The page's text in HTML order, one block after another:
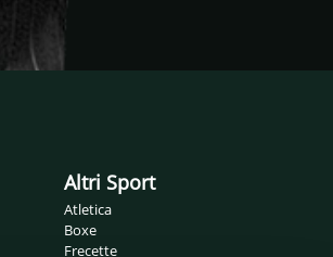
Altri Sport
Atletica
Boxe
Frecette